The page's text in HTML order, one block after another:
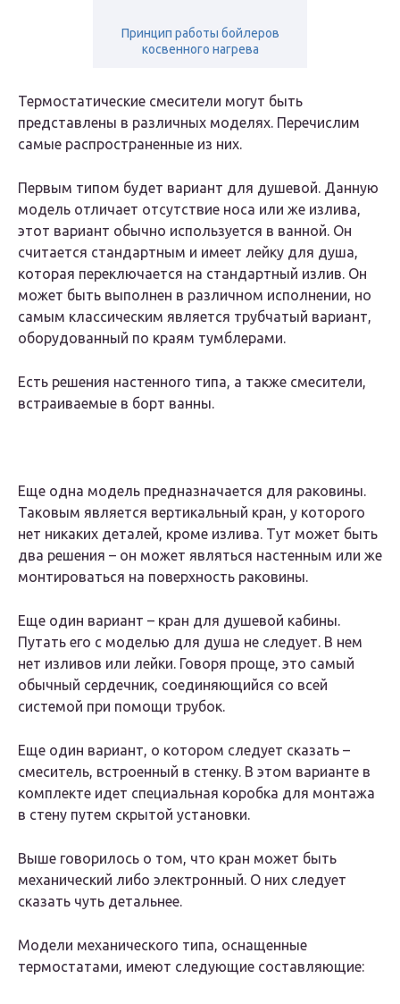
Принцип работы бойлеров
косвенного нагрева
Термостатические смесители могут быть
представлены в различных моделях. Перечислим
самые распространенные из них.
Первым типом будет вариант для душевой. Данную
модель отличает отсутствие носа или же излива,
этот вариант обычно используется в ванной. Он
считается стандартным и имеет лейку для душа,
которая переключается на стандартный излив. Он
может быть выполнен в различном исполнении, но
самым классическим является трубчатый вариант,
оборудованный по краям тумблерами.
Есть решения настенного типа, а также смесители,
встраиваемые в борт ванны.
Еще одна модель предназначается для раковины.
Таковым является вертикальный кран, у которого
нет никаких деталей, кроме излива. Тут может быть
два решения – он может являться настенным или же
монтироваться на поверхность раковины.
Еще один вариант – кран для душевой кабины.
Путать его с моделью для душа не следует. В нем
нет изливов или лейки. Говоря проще, это самый
обычный сердечник, соединяющийся со всей
системой при помощи трубок.
Еще один вариант, о котором следует сказать –
смеситель, встроенный в стенку. В этом варианте в
комплекте идет специальная коробка для монтажа
в стену путем скрытой установки.
Выше говорилось о том, что кран может быть
механический либо электронный. О них следует
сказать чуть детальнее.
Модели механического типа, оснащенные
термостатами, имеют следующие составляющие: